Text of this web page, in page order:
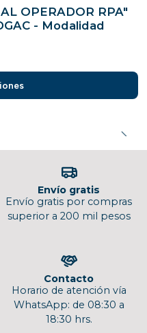
OPERADOR RPA"
- Modalidad
Envío gratis
Envío gratis por compras
superior a 200 mil pesos
Contacto
Horario de atención vía
WhatsApp: de 08:30 a
18:30 hrs.